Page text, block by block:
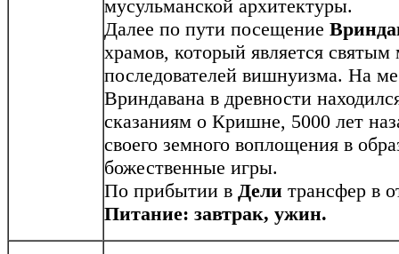
мусульманской архитектуры.
Далее по пути посещение
храмов, который является
последователей вишнуизма. На
Вриндавана в древности
сказаниям о Кришне, 5000 лет
своего земного воплощения в
божественные игры.
По прибытии в Дели трансфер в
Питание: завтрак, ужин.